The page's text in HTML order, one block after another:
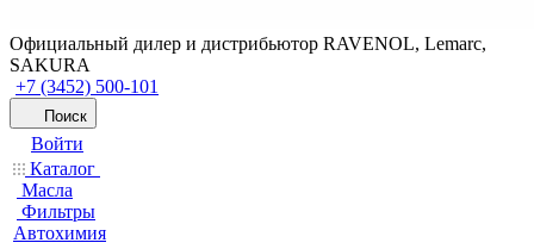
Официальный дилер и дистрибьютор RAVENOL, Lemarc,
SAKURA
+7 (3452) 500-101
Поиск
Войти
Каталог
Масла
Фильтры
Автохимия